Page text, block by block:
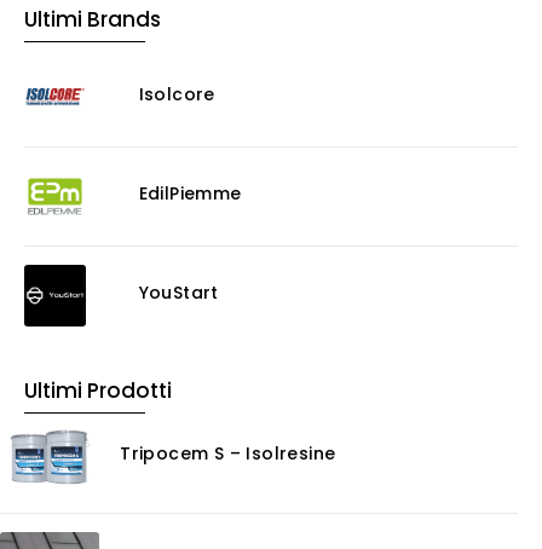
Murature
Risanamento E Restauro
Consolidanti
Rasanti per muro
Senza Categoria
Ultimi Brands
Isolcore
EdilPiemme
YouStart
Ultimi Prodotti
Tripocem S – Isolresine